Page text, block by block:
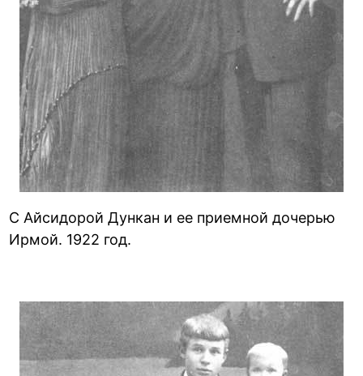
С Айсидорой Дункан и ее приемной дочерью
Ирмой. 1922 год.